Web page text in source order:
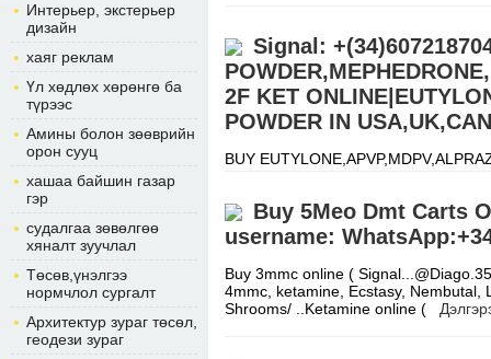
Интерьер, экстерьер
дизайн
хаяг реклам
Үл хөдлөх хөрөнгө ба
түрээс
Амины болон зөөврийн
орон сууц
хашаа байшин газар
гэр
судалгаа зөвөлгөө
хяналт зуучлал
Төсөв,үнэлгээ
нормчлол сургалт
Архитектур зураг төсөл,
геодези зураг
Signal:
2F KET
POWDER IN
BUY
Buy 5Meo Dmt Carts
username:
Buy 3mmc online (
4mmc, ketamine, Ecstasy, Nembutal,
Shrooms/ ..Ketamine online (